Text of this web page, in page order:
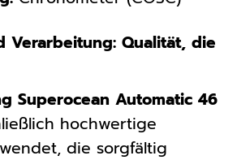
Verarbeitung: Qualität, die
Superocean Automatic 46
hochwertige
die sorgfältig